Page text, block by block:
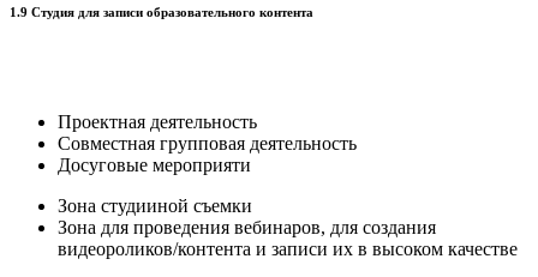
1.9 Студия для записи образовательного контента
Проектная деятельность
Совместная групповая деятельность
Досуговые мероприяти
Зона студииной съемки
Зона для проведения вебинаров, для создания
видеороликов/контента и записи их в высоком качестве